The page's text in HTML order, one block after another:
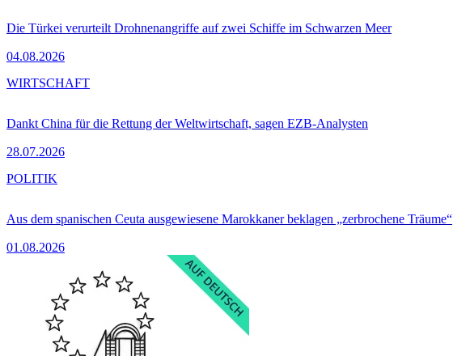
Die Türkei verurteilt Drohnenangriffe auf zwei Schiffe im Schwarzen Meer
04.08.2026
Dankt China für die Rettung der Weltwirtschaft, sagen EZB-Analysten
28.07.2026
WIRTSCHAFT
Aus dem spanischen Ceuta ausgewiesene Marokkaner beklagen „zerbrochene Träume“
01.08.2026
POLITIK